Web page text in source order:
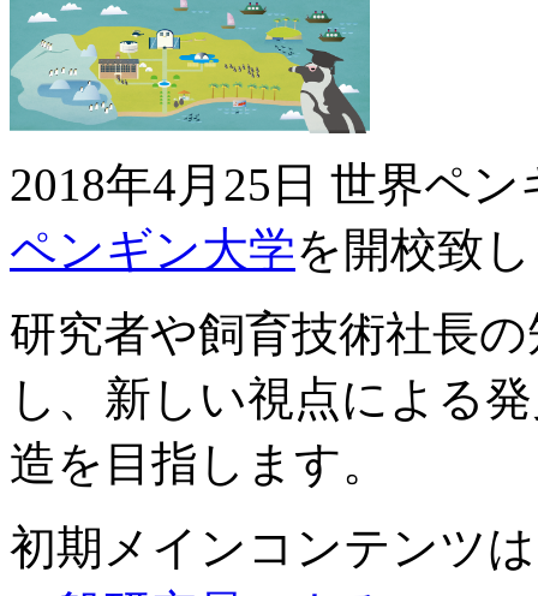
2018年4月25日 世界ペ
ペンギン大学を開校致
研究者や飼育技術社長
し、新しい視点による
造を目指します。
初期メインコンテンツ